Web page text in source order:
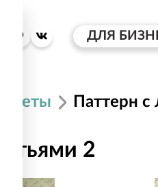
ДЛЯ
Цветы Паттерн с
2